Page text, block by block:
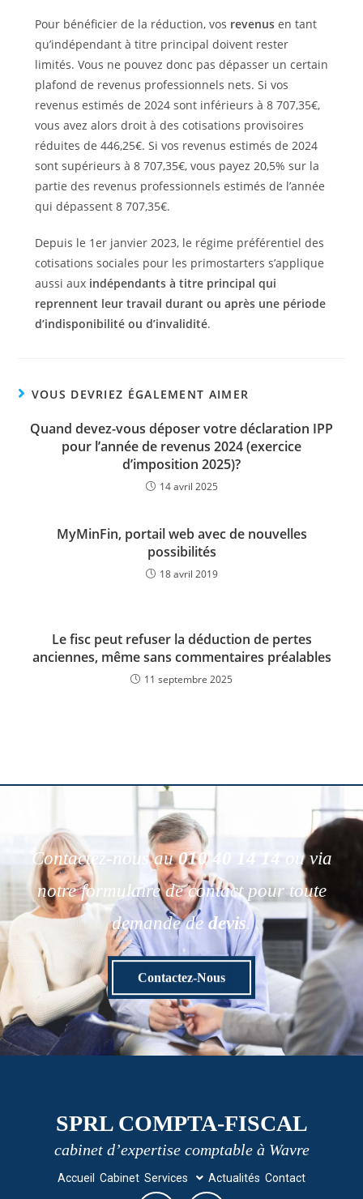
Pour bénéficier de la réduction, vos revenusen tant
qu’indépendant à titre principal doivent rester
limités. Vous ne pouvez donc pas dépasser un certain
plafond de revenus professionnels nets. Si vos
revenus estimés de 2024 sont inférieurs à 8 707,35€,
vous avez alors droit à des cotisations provisoires
réduites de 446,25€. Si vos revenus estimés de 2024
sont supérieurs à 8 707,35€, vous payez 20,5% sur la
partie des revenus professionnels estimés de l’année
qui dépassent 8 707,35€.
Depuis le 1er janvier 2023, le régime préférentiel des
cotisations sociales pour les primostarters s’applique
aussi aux indépendants à titre principal qui
reprennent leur travail durant ou après une période
d’indisponibilité ou d’invalidité.
VOUS DEVRIEZ ÉGALEMENT AIMER
Quand devez-vous déposer votre déclaration IPP
pour l’année de revenus 2024 (exercice
d’imposition 2025)?
14 avril 2025
MyMinFin, portail web avec de nouvelles
possibilités
18 avril 2019
Le fisc peut refuser la déduction de pertes
anciennes, même sans commentaires préalables
11 septembre 2025
Contactez-nous au010 40 14 14
ou via
notre formulaire de contact pour toute
demande de devis.
Contactez-Nous
SPRL COMPTA-FISCAL
cabinet d’expertise comptable à Wavre
Accueil Cabinet Services Actualités Contact